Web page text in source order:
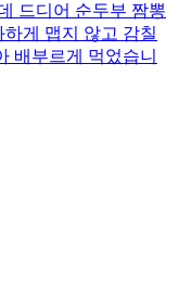
드디어 순두부 짬뽕
게 맵지 않고 감칠
배부르게 먹었습니